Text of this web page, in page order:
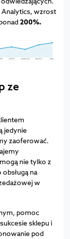
Analytics, wzrost
200%.
ze
jedynie
zaoferować.
nie tylko z
na
w
pomoc
sklepu i
pod